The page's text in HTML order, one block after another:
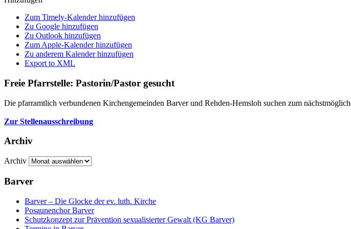
Zum Timely-Kalender hinzufügen
Zu Google hinzufügen
Zu Outlook hinzufügen
Zum Apple-Kalender hinzufügen
Zu anderem Kalender hinzufügen
Export to XML
Freie Pfarrstelle: Pastorin/Pastor gesucht
Die pfarramtlich verbundenen Kirchengemeinden Barver und Rehden-Hemsloh suchen zum
Zur Stellenausschreibung
Archiv
Archiv
Barver
Barver – Die Glocke der ev. luth. Kirche
Posaunenchor Barver
Schutzkonzept zur Prävention sexualisierter Gewalt (KG Barver)